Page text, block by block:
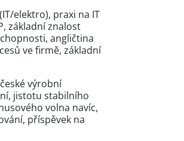
elektro), praxi na IT
základní znalost
angličtina
ve firmě, základní
výrobní
jistotu stabilního
volna navíc,
příspěvek na